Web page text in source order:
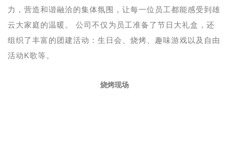
力，营造和谐融洽的集体氛围，让每一位员工都能感受到雄
云大家庭的温暖。 公司不仅为员工准备了节日大礼盒，还
组织了丰富的团建活动：生日会、烧烤、趣味游戏以及自由
活动K歌等。
烧烤现场